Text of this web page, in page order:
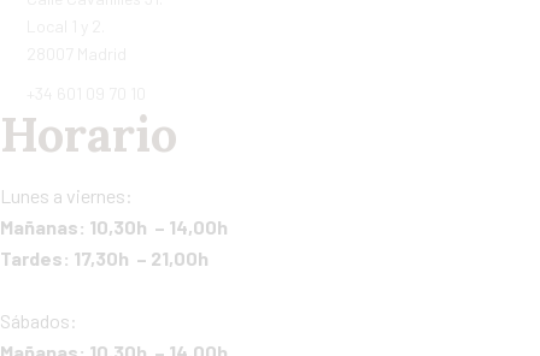
Horario
Lunes a viernes:
Mañanas: 10,30h – 14,00h
Tardes: 17,30h – 21,00h
Sábados: